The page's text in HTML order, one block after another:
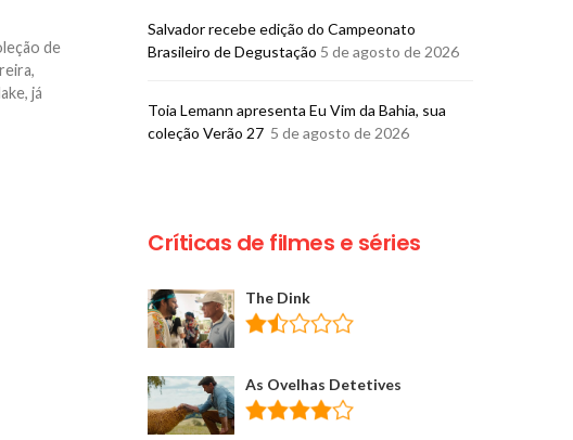
de
já
​Salvador recebe edição do Campeonato
Brasileiro de Degustação 5 de agosto de 2026
Toia Lemann apresenta Eu Vim da Bahia, sua
coleção Verão 27 5 de agosto de 2026
Críticas de filmes e séries
The Dink
As Ovelhas Detetives